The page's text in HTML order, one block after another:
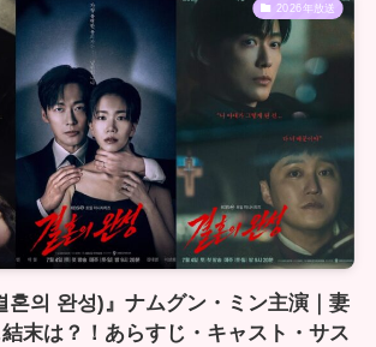
2026年放送
혼의 완성)』ナムグン・ミン主演｜妻
末は？！あらすじ・キャスト・サス